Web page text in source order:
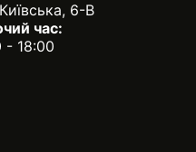
6-В
час:
- 18:00